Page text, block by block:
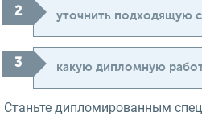
уточнить подходящую
какую дипломную
Станьте дипломированным